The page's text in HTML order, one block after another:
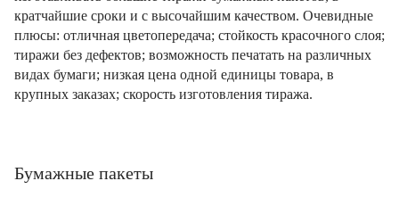
кратчайшие сроки и с высочайшим качеством. Очевидные
плюсы: отличная цветопередача; стойкость красочного слоя;
тиражи без дефектов; возможность печатать на различных
видах бумаги; низкая цена одной единицы товара, в
крупных заказах; скорость изготовления тиража.
Бумажные пакеты